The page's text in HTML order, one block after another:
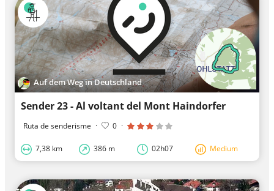
Auf dem Weg in Deutschland
Sender 23 - Al voltant del Mont Haindorfer
Ruta de senderisme · 0 ·
7,38 km 386 m 02h07 Medium